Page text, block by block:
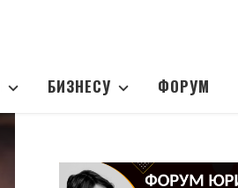
БИЗНЕСУ ФОРУМ